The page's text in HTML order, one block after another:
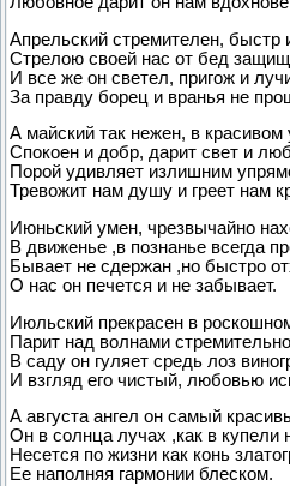
Апрельский стремителен, быстр
Стрелою своей нас от бед
И все же он светел, пригож и
За правду борец и вранья не
А майский так нежен, в красивом
Спокоен и добр, дарит свет и
Порой удивляет излишним
Тревожит нам душу и греет нам
Июньский умен, чрезвычайно
В движенье ,в познанье всегда
Бывает не сдержан ,но быстро
О нас он печется и не забывает.
Июльский прекрасен в
Парит над волнами
В саду он гуляет средь лоз
И взгляд его чистый, любовью
А августа ангел он самый
Он в солнца лучах ,как в купели
Несется по жизни как конь
Ее наполняя гармонии блеском.